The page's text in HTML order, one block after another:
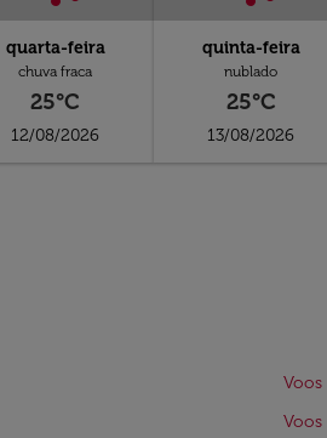
quarta-feira
chuva fraca
25°C
12/08/2026
quinta-feira
nublado
25°C
13/08/2026
Voos